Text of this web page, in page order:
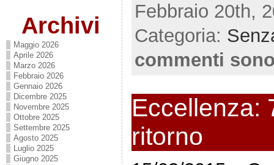
Archivi
Maggio 2026
Aprile 2026
Marzo 2026
Febbraio 2026
Gennaio 2026
Dicembre 2025
Novembre 2025
Ottobre 2025
Settembre 2025
Agosto 2025
Luglio 2025
Giugno 2025
Febbraio 20th,
Categoria:
commenti
Eccellenza:
ritorno